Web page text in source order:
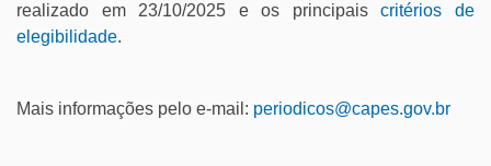
realizado em 23/10/2025 e os principaiscritérios de
elegibilidade.
Mais informações pelo e-mail: periodicos@capes.gov.br